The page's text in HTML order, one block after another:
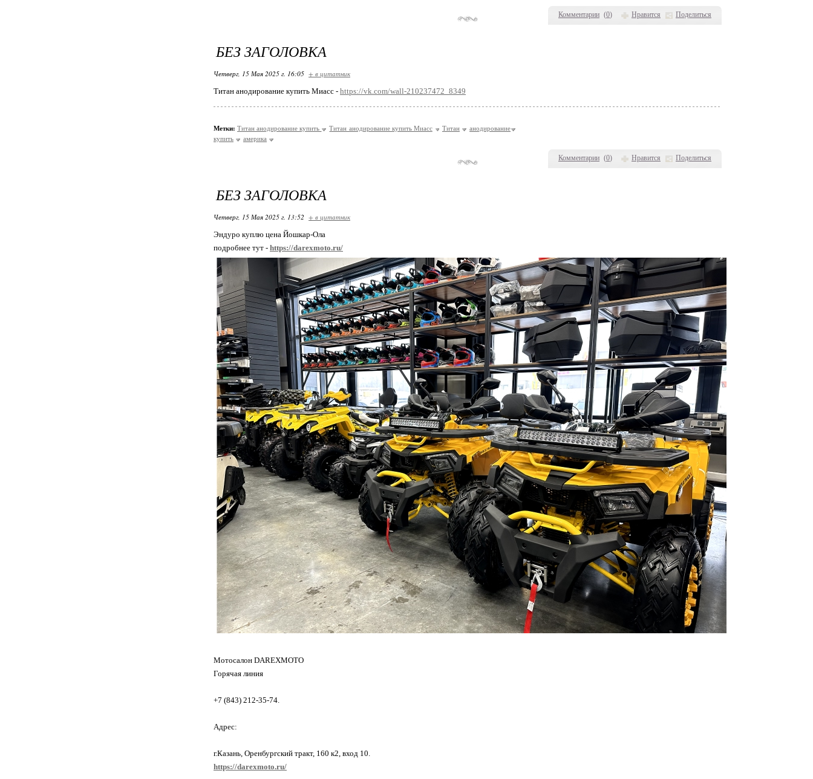
Комментарии (0) Нравится Поделиться
Комментарии (0) Нравится Поделиться
БЕЗ ЗАГОЛОВКА
Четверг, 15 Мая 2025 г. 16:05 + в цитатник
Титан анодирование купить Миасс - https://vk.com/wall-210237472_8349
Метки: Титан анодирование купить Титан анодирование купить Миасс Титан
анодирование
купить
америка
БЕЗ ЗАГОЛОВКА
Четверг, 15 Мая 2025 г. 13:52 + в цитатник
Эндуро куплю цена Йошкар-Ола
подробнее тут - https://darexmoto.ru/
Мотосалон DAREXMOTO
Горячая линия
+7 (843) 212-35-74.
Адрес:
г.Казань, Оренбургский тракт, 160 к2, вход 10.
https://darexmoto.ru/